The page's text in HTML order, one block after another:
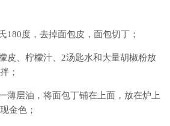
180度，去掉面包皮，面包切丁；
皮、柠檬汁、2汤匙水和大量胡椒粉放
；
薄层油，将面包丁铺在上面，放在炉上
金色；